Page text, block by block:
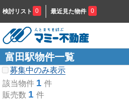
検討リスト 0 最近見た物件 0
富田駅物件一覧
募集中のみ表示
該当物件 1 件
販売数 1 件